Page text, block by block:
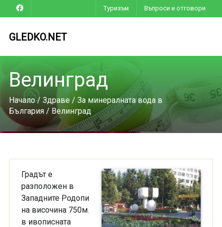
Туризъм Въпроси и отговори
GLEDKO.NET
Велинград
Начало/ Здраве/ За минералната вода в
България/ Велинград
Градът е
разположен в
Западните Родопи
на височина 750м.
в ивописната